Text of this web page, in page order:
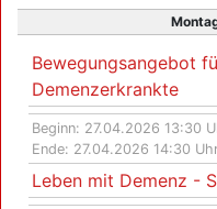
Bewegungsangebot
Demenzerkrankte
Beginn: 27.04.2026 13:30
Ende: 27.04.2026 14:30
Leben mit Demenz -